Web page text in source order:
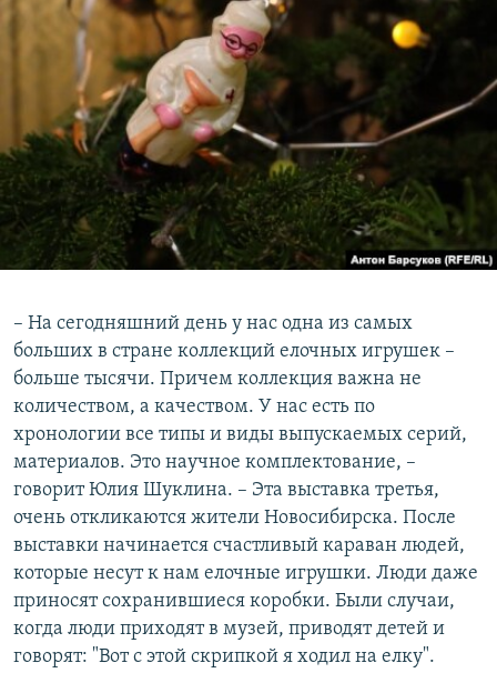
– На сегодняшний день у нас одна из самых
больших в стране коллекций елочных игрушек –
больше тысячи. Причем коллекция важна не
количеством, а качеством. У нас есть по
хронологии все типы и виды выпускаемых серий,
материалов. Это научное комплектование, –
говорит Юлия Шуклина. – Эта выставка третья,
очень откликаются жители Новосибирска. После
выставки начинается счастливый караван людей,
которые несут к нам елочные игрушки. Люди даже
приносят сохранившиеся коробки. Были случаи,
когда люди приходят в музей, приводят детей и
говорят: "Вот с этой скрипкой я ходил на елку".